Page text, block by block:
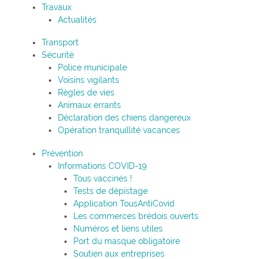
Travaux
Actualités
Transport
Sécurité
Police municipale
Voisins vigilants
Règles de vies
Animaux errants
Déclaration des chiens dangereux
Opération tranquillité vacances
Prévention
Informations COVID-19
Tous vaccinés !
Tests de dépistage
Application TousAntiCovid
Les commerces brédois ouverts
Numéros et liens utiles
Port du masque obligatoire
Soutien aux entreprises